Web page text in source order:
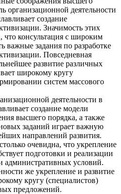
организационной деятельности
создание
Значимость этих
что консультация с широким
важные задания по разработке
Повседневная
развитие различных
широкому кругу
систем массового
деятельности в
создание модели
высшего порядка, а также
заданий играет важную
направлений развития.
очевидна, что укрепление
подготовки и реализации
условий.
же укрепление и развитие
кругу (специалистов)
предложений.